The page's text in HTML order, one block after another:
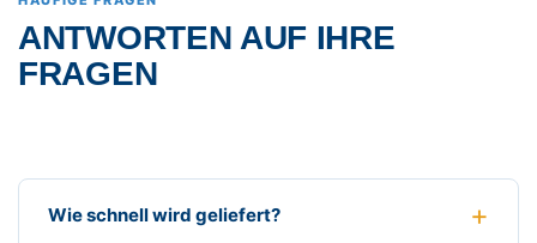
ANTWORTEN AUF IHRE
FRAGEN
Wie schnell wird geliefert?